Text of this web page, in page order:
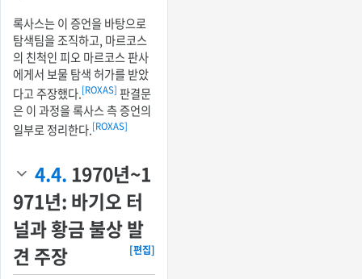
록사스는 이 증언을 바탕으로
탐색팀을 조직하고, 마르코스
의 친척인 피오 마르코스 판사
에게서 보물 탐색 허가를 받았
다고 주장했다.[ROXAS] 판결문
은 이 과정을 록사스 측 증언의
일부로 정리한다.[ROXAS]
4.4. 1970년~1
971년: 바기오 터
널과 황금 불상 발
견 주장
[편집]